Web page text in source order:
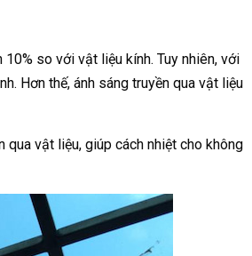
so với vật liệu kính. Tuy nhiên, với
Hơn thế, ánh sáng truyền qua vật liệu
vật liệu, giúp cách nhiệt cho không